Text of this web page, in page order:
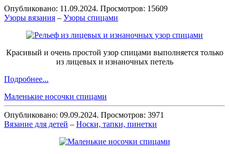
Опубликовано: 11.09.2024. Просмотров: 15609
Узоры вязания – Узоры спицами
Красивый и очень простой узор спицами выполняется только
из лицевых и изнаночных петель
Подробнее...
Маленькие носочки спицами
Опубликовано: 09.09.2024. Просмотров: 3971
Вязание для детей – Носки, тапки, пинетки